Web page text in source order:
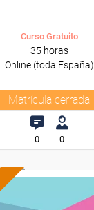
Curso Gratuito
35 horas
Online (toda España)
Matrícula cerrada
0 0